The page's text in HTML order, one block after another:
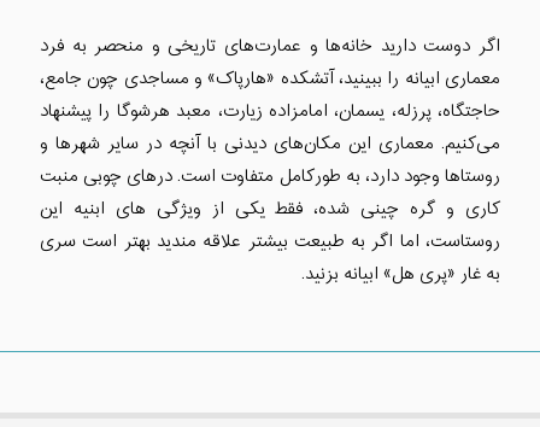
اگر دوست دارید خانه‌ها و عمارت‌‌‌‌‌‌‌‌های تاریخی و منحصر به فرد
معماری ابیانه را ببینید، آتشکده «هارپاک» و مساجدی چون جامع،
حاجتگاه، پرزله، یسمان، امامزاده زیارت، معبد هرشوگا را پیشنهاد
می‌کنیم. معماری این مکان‌های دیدنی با آنچه در سایر شهرها و
روستاها وجود دارد، به طورکامل متفاوت است. درهای چوبی منبت
کاری و گره چینی شده، فقط یکی از ویژگی های ابنیه این
روستاست، اما اگر به طبیعت بیشتر علاقه مندید بهتر است سری
به غار «پری هل» ابیانه بزنید.